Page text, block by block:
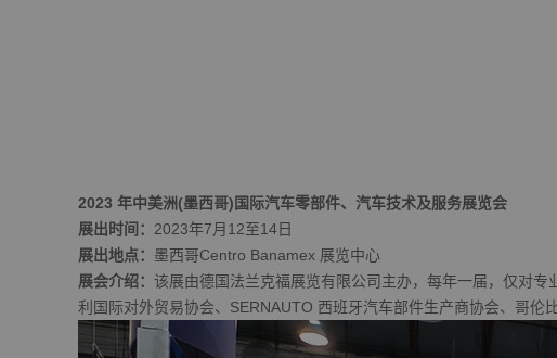
2023 年中美洲(墨西哥)国际汽车零部件、 汽车技术及服务展览会
展出时间： 2023年7月12至14日
展出地点： 墨西哥Centro Banamex 展览中心
展会介绍： 该展由德国法兰克福展览有限公司主办，每年一届，仅对
利国际对外贸易协会、SERNAUTO 西班牙汽车部件生产商协会、哥伦